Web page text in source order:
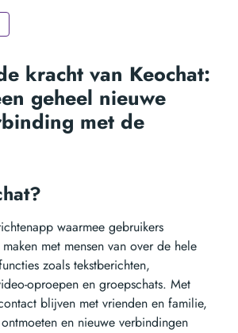
kracht van Keochat:
geheel nieuwe
met de
waarmee gebruikers
met mensen van over de hele
zoals tekstberichten,
oproepen en groepschats. Met
blijven met vrienden en familie,
en nieuwe verbindingen